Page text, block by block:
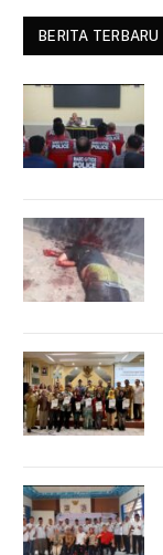
BERITA TERBARU